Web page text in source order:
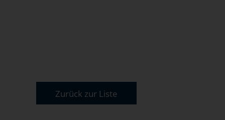
Zurück zur Liste